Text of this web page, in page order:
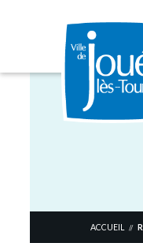
Aller
ACCUEIL //